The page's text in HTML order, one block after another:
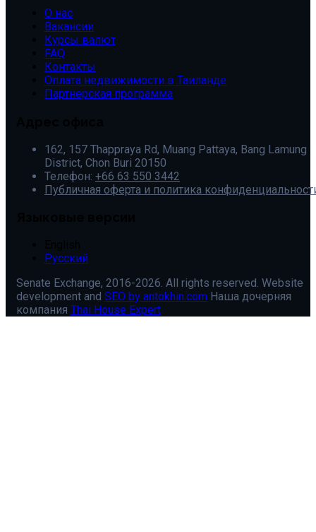
О нас
Вакансии
Курсы валют
FAQ
Контакты
Оплата недвижимости в Таиланде
Партнерская программа
162, 157 Thappraya Rd, Muang Pattaya, Bang Lamung
District, Chon Buri 20150
Телефон: +66 63 550 3442
Публичная оферта и политика
Русский
Senate Exchange, 2016-2026. All rights reserved. Website
development and SEO by antokhin.com Наша дочерняя
компания Thai House Expert